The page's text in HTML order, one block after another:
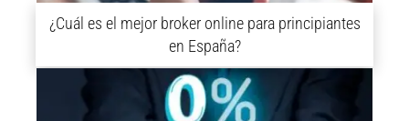
¿Cuál es el mejor broker online para principiantes
en España?